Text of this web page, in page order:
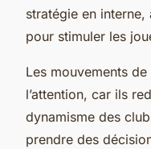
stratégie en
pour stimuler les
Les mouvements
l’attention, car ils
dynamisme des
prendre des